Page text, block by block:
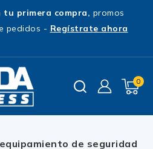
tu primera compra, promos
pedidos - Regístrate ahora
0
de seguridad